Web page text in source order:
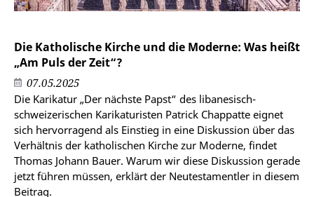
Die Katholische Kirche und die Moderne: Was heißt
„Am Puls der Zeit“?
07.05.2025
Die Karikatur „Der nächste Papst“ des libanesisch-
schweizerischen Karikaturisten Patrick Chappatte eignet
sich hervorragend als Einstieg in eine Diskussion über das
Verhältnis der katholischen Kirche zur Moderne, findet
Thomas Johann Bauer. Warum wir diese Diskussion gerade
jetzt führen müssen, erklärt der Neutestamentler in diesem
Beitrag.